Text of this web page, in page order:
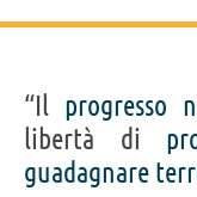
“Il progresso
libertà di
guadagnare